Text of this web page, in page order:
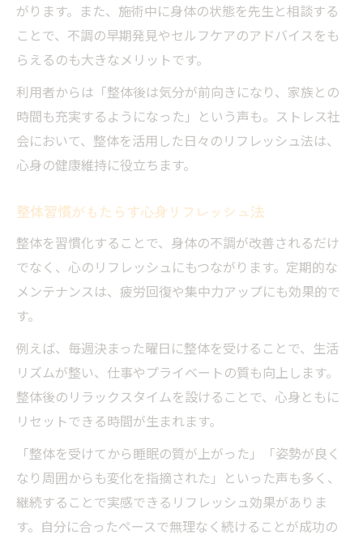
がります。また、施術中に身体の状態を先生と相談する
ことで、不調の早期発見やセルフケアのアドバイスをも
らえるのも大きなメリットです。
利用者からは「整体後は気分が前向きになり、家族との
時間も充実するようになった」という声も。ストレス社
会において、整体を活用した日々のリフレッシュ法は、
心身の健康維持に役立ちます。
整体習慣がもたらす心身リフレッシュ法
整体を習慣化することで、身体の不調が改善されるだけ
でなく、心のリフレッシュにもつながります。定期的な
メンテナンスは、疲労回復や集中力アップにも効果的で
す。
例えば、毎週決まった曜日に整体を受けることで、生活
リズムが整い、仕事やプライベートの質も向上します。
整体後のリラックスタイムを設けることで、心身ともに
リセットできる時間が生まれます。
「整体を受けてから睡眠の質が上がった」「姿勢が良く
なり周囲からも変化を指摘された」といった声も多く、
継続することで実感できるリフレッシュ効果がありま
す。自分に合ったペースで無理なく続けることが成功の